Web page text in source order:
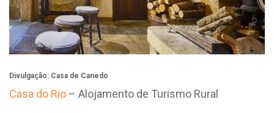
Divulgação: Casa de Canedo
Casa do Rio – Alojamento de Turismo Rural